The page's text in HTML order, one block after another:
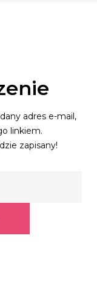
adres e-mail,
linkiem.
zapisany!